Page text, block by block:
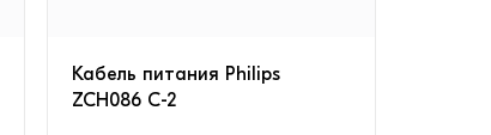
Кабель питания Philips
ZCH086 C-2